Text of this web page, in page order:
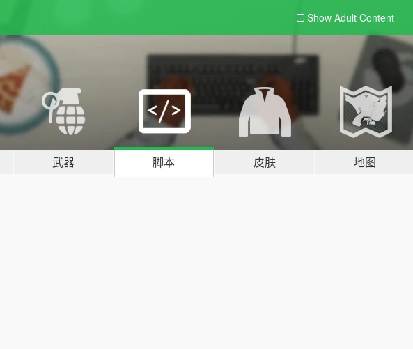
Show Adult Content
武器 脚本 皮肤 地图